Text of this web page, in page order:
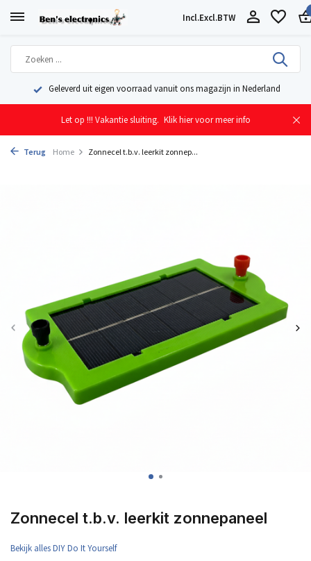
Incl.Excl.BTW
Geleverd uit eigen voorraad vanuit ons magazijn in Nederland
Let op !!! Vakantie sluiting. Klik hier voor meer info
Terug Home Zonnecel t.b.v. leerkit zonnep...
Zonnecel t.b.v. leerkit zonnepaneel
Bekijk alles DIY Do It Yourself